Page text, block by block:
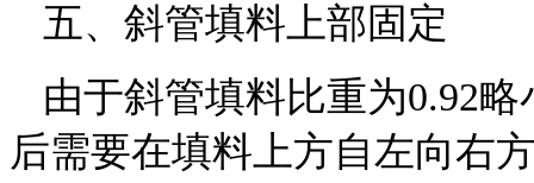
五、斜管填料上部固定
由于斜管填料比重为0.92略
后需要在填料上方自左向右